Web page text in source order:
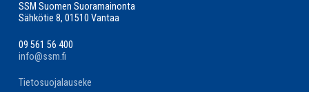
SSM Suomen Suoramainonta
Sähkötie 8, 01510 Vantaa
09 561 56 400
info@ssm.fi
Tietosuojalauseke